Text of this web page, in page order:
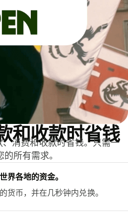
和收款时省钱
消费和收款时省钱。只需一
所有需求。
界各地的资金。
货币，并在几秒钟内兑换。